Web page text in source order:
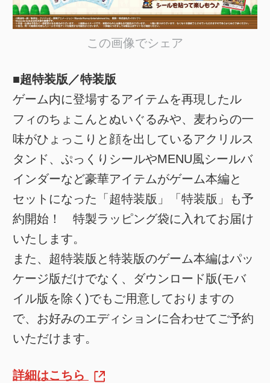
この画像でシェア
■超特装版／特装版
ゲーム内に登場するアイテムを再現したル
フィのちょこんとぬいぐるみや、麦わらの一
味がひょっこりと顔を出しているアクリルス
タンド、ぷっくりシールやMENU風シールバ
インダーなど豪華アイテムがゲーム本編と
セットになった「超特装版」「特装版」も予
約開始！ 特製ラッピング袋に入れてお届け
いたします。
また、超特装版と特装版のゲーム本編はパッ
ケージ版だけでなく、ダウンロード版(モバ
イル版を除く)でもご用意しておりますの
で、お好みのエディションに合わせてご予約
いただけます。
詳細はこちら